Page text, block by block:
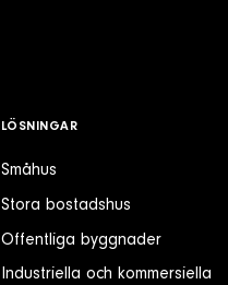
LÖSNINGAR
Småhus
Stora bostadshus
Offentliga byggnader
Industriella och kommersiella